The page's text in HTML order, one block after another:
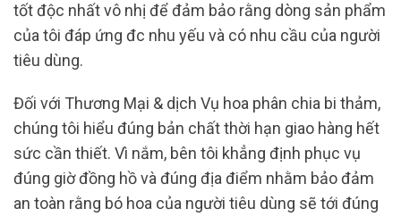
tốt độc nhất vô nhị để đảm bảo rằng dòng sản phẩm
của tôi đáp ứng đc nhu yếu và có nhu cầu của người
tiêu dùng.
Đối với Thương Mại & dịch Vụ hoa phân chia bi thảm,
chúng tôi hiểu đúng bản chất thời hạn giao hàng hết
sức cần thiết. Vì nắm, bên tôi khẳng định phục vụ
đúng giờ đồng hồ và đúng địa điểm nhằm bảo đảm
an toàn rằng bó hoa của người tiêu dùng sẽ tới đúng